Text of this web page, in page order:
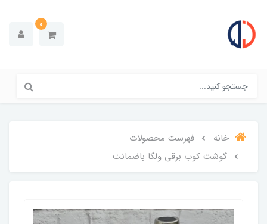
0
خانه
فهرست محصولات
گوشت کوب برقی ولگا باضمانت